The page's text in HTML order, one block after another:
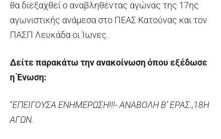
θα διεξαχθεί ο αναβληθέντας αγώνας της 17ης
αγωνιστικής ανάμεσα στο ΠΕΑΣ Κατούνας και τον
ΠΑΣΠ Λευκάδα οι Ίωνες.
Δείτε παρακάτω την ανακοίνωση όπου εξέδωσε
η Ένωση:
“ΕΠΕΙΓΟΥΣΑ ΕΝΗΜΕΡΩΣΗ!!!- ΑΝΑΒΟΛΗ Β’ ΕΡΑΣ.,18Η
ΑΓΩΝ.